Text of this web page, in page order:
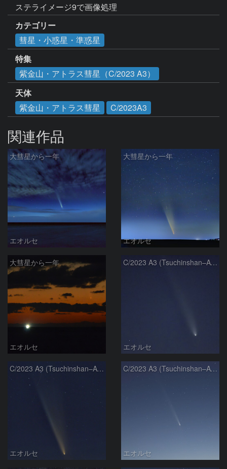
ステライメージ9で画像処理
カテゴリー
彗星・小惑星・準惑星
特集
紫金山・アトラス彗星（C/2023 A3）
天体
紫金山・アトラス彗星
C/2023A3
関連作品
大彗星から一年
エオルセ
大彗星から一年
エオルセ
大彗星から一年
エオルセ
C/2023 A3 (Tsuchinshan–ATLAS)
エオルセ
C/2023 A3 (Tsuchinshan–ATLAS)
エオルセ
C/2023 A3 (Tsuchinshan–ATLAS)
エオルセ